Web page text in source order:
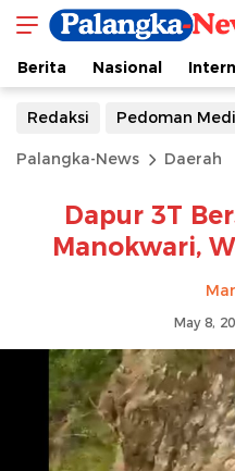
Berita Nasional
Redaksi Pedoman
Palangka-News Daerah
Dapur 3T
Manokwari,
May 8,